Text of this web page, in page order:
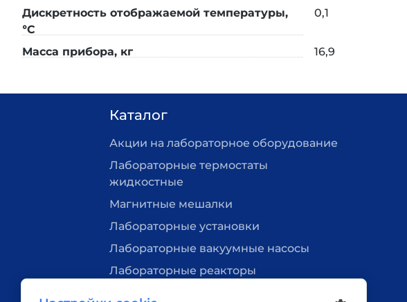
Оборудование Primelab производится в России
месяца.
Дискретность отображаемой температуры,
°C
0,1
Масса прибора, кг 16,9
Каталог
Акции на лабораторное оборудование
Лабораторные термостаты
жидкостные
Магнитные мешалки
Лабораторные установки
Лабораторные вакуумные насосы
Лабораторные реакторы